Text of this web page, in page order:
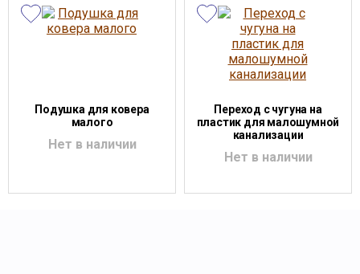
Подушка для ковера
малого
Нет в наличии
Переход с чугуна на
пластик для малошумной
канализации
Нет в наличии